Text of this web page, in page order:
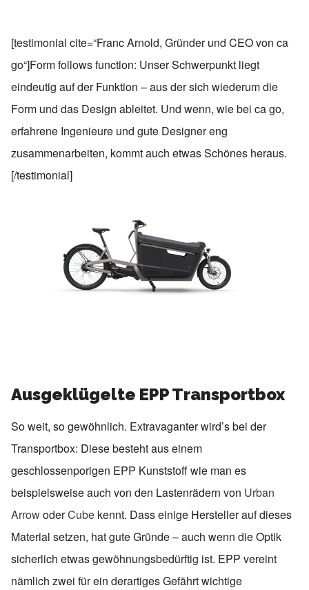
[testimonial cite=“Franc Arnold, Gründer und CEO von ca
go“]Form follows function: Unser Schwerpunkt liegt
eindeutig auf der Funktion – aus der sich wiederum die
Form und das Design ableitet. Und wenn, wie bei ca go,
erfahrene Ingenieure und gute Designer eng
zusammenarbeiten, kommt auch etwas Schönes heraus.
[/testimonial]
Ausgeklügelte EPP Transportbox
So weit, so gewöhnlich. Extravaganter wird’s bei der
Transportbox: Diese besteht aus einem
geschlossenporigen EPP Kunststoff wie man es
beispielsweise auch von den Lastenrädern von Urban
ArrowoderCube kennt. Dass einige Hersteller auf dieses
Material setzen, hat gute Gründe – auch wenn die Optik
sicherlich etwas gewöhnungsbedürftig ist. EPP vereint
nämlich zwei für ein derartiges Gefährt wichtige